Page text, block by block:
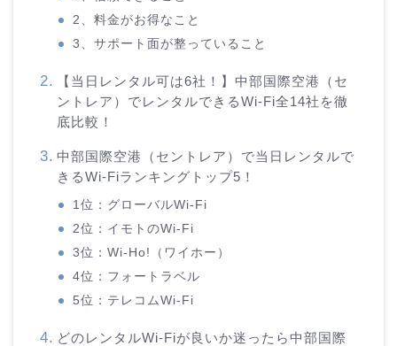
2、料金がお得なこと
3、サポート面が整っていること
【当日レンタル可は6社！】中部国際空港（セ
ントレア）でレンタルできるWi-Fi全14社を徹
底比較！
中部国際空港（セントレア）で当日レンタルで
きるWi-Fiランキングトップ5！
1位：グローバルWi-Fi
2位：イモトのWi-Fi
3位：Wi-Ho!（ワイホー）
4位：フォートラベル
5位：テレコムWi-Fi
どのレンタルWi-Fiが良いか迷ったら中部国際